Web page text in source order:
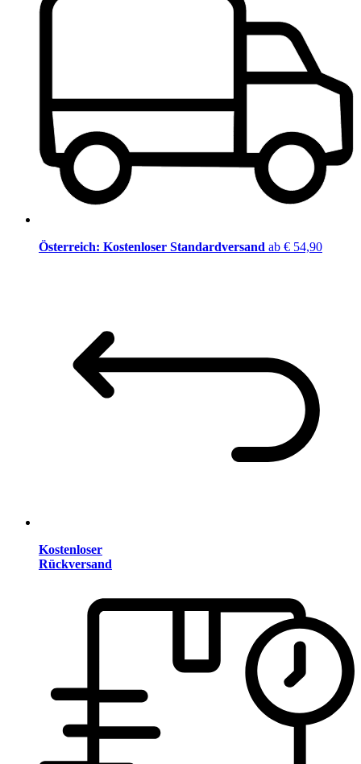
Österreich: Kostenloser Standardversand ab € 54,90
Kostenloser
Rückversand